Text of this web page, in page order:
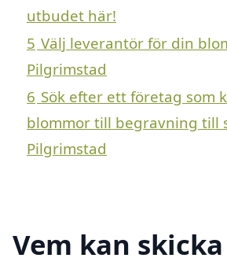
utbudet här!
5 Välj leverantör för din
Pilgrimstad
6 Sök efter ett företag som
blommor till begravning till
Pilgrimstad
Vem kan skicka